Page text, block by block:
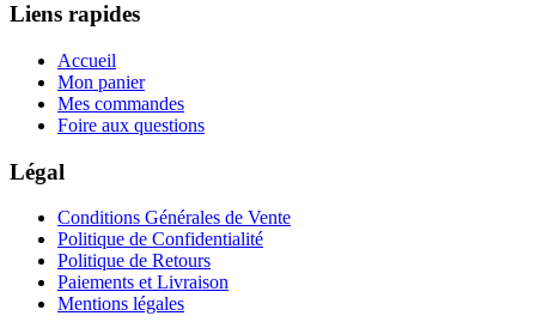
Liens rapides
Accueil
Mon panier
Mes commandes
Foire aux questions
Légal
Conditions Générales de Vente
Politique de Confidentialité
Politique de Retours
Paiements et Livraison
Mentions légales